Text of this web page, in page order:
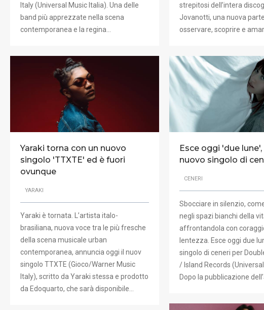
Italy (Universal Music Italia). Una delle
band più apprezzate nella scena
contemporanea e la regina…
strepitosi dell’intera
Jovanotti, una nuova
osservare, scoprire e
Yaraki torna con un nuovo
singolo 'TTXTE' ed è fuori
ovunque
YARAKI
Yaraki è tornata. L’artista italo-
brasiliana, nuova voce tra le più fresche
della scena musicale urban
contemporanea, annuncia oggi il nuov
singolo TTXTE (Gioco/Warner Music
Italy), scritto da Yaraki stessa e prodotto
da Edoquarto, che sarà disponibile…
Esce oggi 'due lune',
nuovo singolo di
CENERI
Sbocciare in silenzio,
negli spazi bianchi della
affrontandola con
lentezza. Esce oggi due
singolo di ceneri per
/ Island Records
Dopo la pubblicazione